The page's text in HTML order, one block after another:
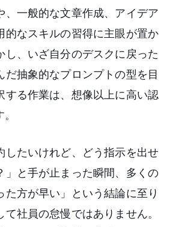
、一般的な文章作成、アイデア
的なスキルの習得に主眼が置か
し、いざ自分のデスクに戻った
だ抽象的なプロンプトの型を目
する作業は、想像以上に高い認
したいけれど、どう指示を出せ
」と手が止まった瞬間、多くの
た方が早い」という結論に至り
て社員の怠慢ではありません。